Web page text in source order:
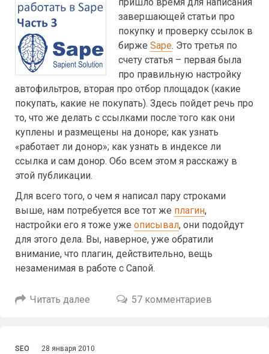
завершающей статьи про
покупку и проверку ссылок в
бирже Sape. Это третья по
счету статья – первая была
про правильную настройку
автофильтров, вторая про отбор площадок (какие
покупать, какие не покупать). Здесь пойдет речь про
то, что же делать с ссылками после того как они
куплены и размещены на доноре; как узнать
«работает ли донор»; как узнать в индексе ли
ссылка и сам донор. Обо всем этом я расскажу в
этой публикации.
Для всего того, о чем я написал пару строками
выше, нам потребуется все тот же плагин,
настройки его я тоже уже описывал, они подойдут
для этого дела. Вы, наверное, уже обратили
внимание, что плагин, действительно, вещь
незаменимая в работе с Сапой.
Читать далее 57 комментариев
SEO 28 января 2010